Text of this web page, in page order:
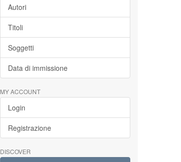
Autori
Titoli
Soggetti
Data di immissione
MY ACCOUNT
Login
Registrazione
DISCOVER